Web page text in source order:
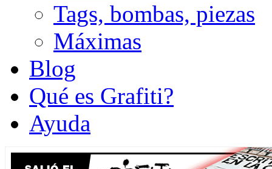
Tags, bombas, piezas
Máximas
Blog
Qué es Grafiti?
Ayuda